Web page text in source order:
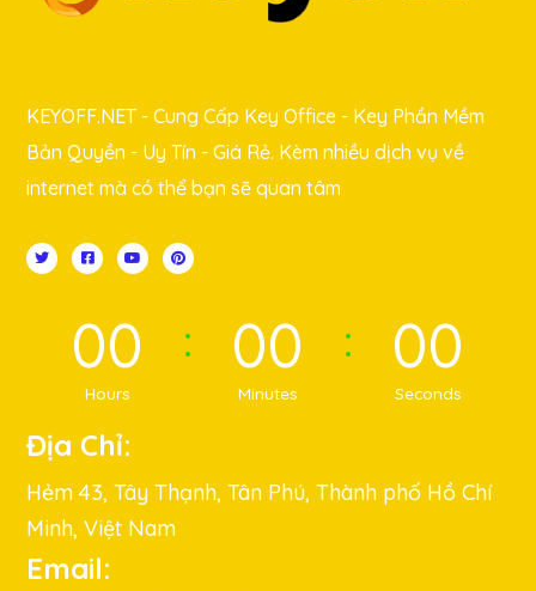
KEYOFF.NET - Cung Cấp Key Office - Key Phần Mềm
Bản Quyền - Uy Tín - Giá Rẻ. Kèm nhiều dịch vụ về
internet mà có thể bạn sẽ quan tâm
00
Hours
00
Minutes
00
Seconds
Địa Chỉ:
Hẻm 43, Tây Thạnh, Tân Phú, Thành phố Hồ Chí
Minh, Việt Nam
Email: